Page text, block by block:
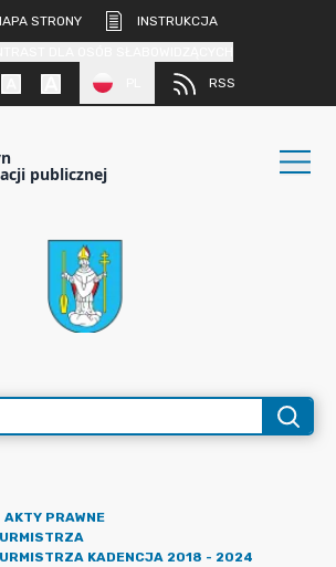
STRONY
INSTRUKCJA
RSS
publicznej
AKTY PRAWNE
KADENCJA 2018 - 2024